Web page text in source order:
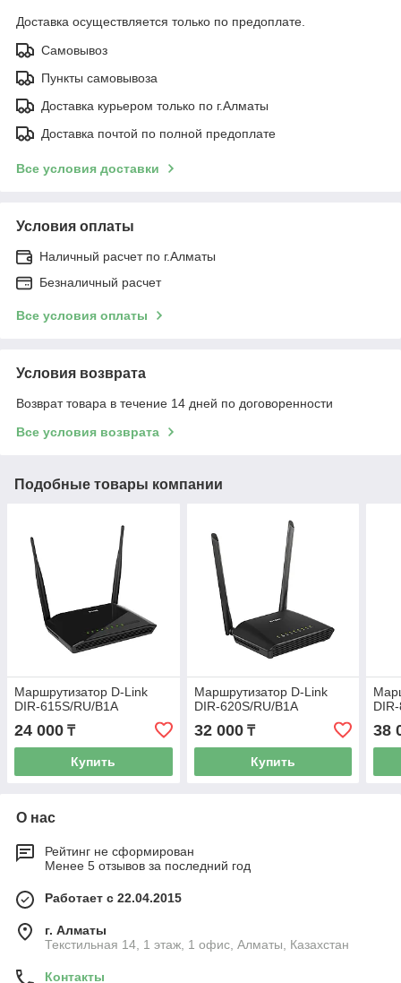
Доставка осуществляется только по предоплате.
Самовывоз
Пункты самовывоза
Доставка курьером только по г.Алматы
Доставка почтой по полной предоплате
Все условия доставки
Условия оплаты
Наличный расчет по г.Алматы
Безналичный расчет
Все условия оплаты
Условия возврата
Возврат товара в течение 14 дней по договоренности
Все условия возврата
Подобные товары компании
Маршрутизатор D-Link
DIR-615S/RU/B1A
24 000 ₸
Купить
Маршрутизатор D-Link
DIR-620S/RU/B1A
32 000₸
Купить
38
О нас
Рейтинг не сформирован
Менее 5 отзывов за последний год
Работает с 22.04.2015
г. Алматы
Текстильная 14, 1 этаж, 1 офис, Алматы, Казахстан
Контакты